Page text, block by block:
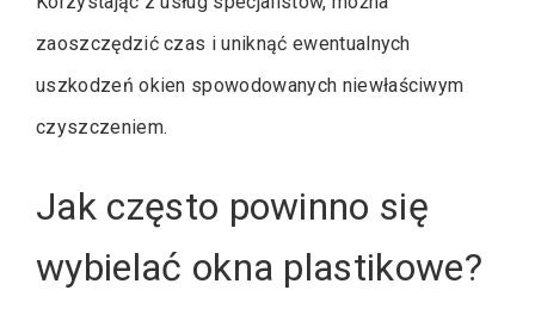
zaoszczędzić czas i uniknąć ewentualnych
uszkodzeń okien spowodowanych niewłaściwym
czyszczeniem.
Jak często powinno się
wybielać okna plastikowe?